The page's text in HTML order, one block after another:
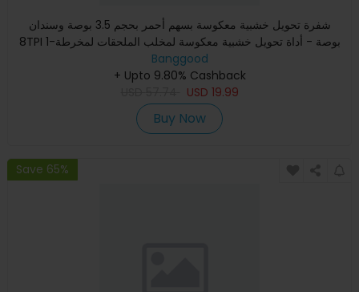
شفرة تحويل خشبية معكوسة بسهم أحمر بحجم 3.5 بوصة وسندان
8TPI 1-بوصة - أداة تحويل خشبية معكوسة لمخلب الملحقات لمخرطة
خشبية
Banggood
+ Upto 9.80% Cashback
USD 19.99
Buy Now
Save 65%